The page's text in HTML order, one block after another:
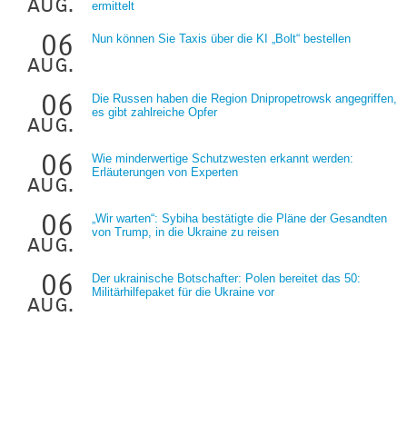
ermittelt
06
aug.
Nun können Sie Taxis über die KI „Bolt“ bestellen
06
aug.
Die Russen haben die Region Dnipropetrowsk angegriffen,
es gibt zahlreiche Opfer
06
aug.
Wie minderwertige Schutzwesten erkannt werden:
Erläuterungen von Experten
06
aug.
„Wir warten“: Sybiha bestätigte die Pläne der Gesandten
von Trump, in die Ukraine zu reisen
06
aug.
Der ukrainische Botschafter: Polen bereitet das 50:
Militärhilfepaket für die Ukraine vor